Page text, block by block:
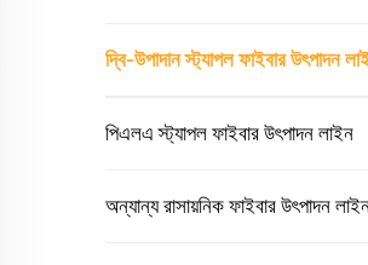
দ্বি-উপাদান স্ট্যাপল ফাইবার উৎপাদন
পিএলএ স্ট্যাপল ফাইবার উৎপাদন লাইন
অন্যান্য রাসায়নিক ফাইবার উৎপাদন